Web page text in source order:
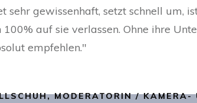
sehr gewissenhaft, setzt schnell um,
100% auf sie verlassen. Ohne ihre
empfehlen."
MODERATORIN / KAMERA-